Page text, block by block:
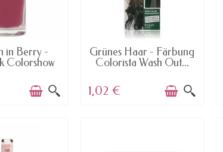
in Berry -
Colorshow
AVAILABLE
Grünes Haar - Färbung
Colorista Wash Out...
1,02 €